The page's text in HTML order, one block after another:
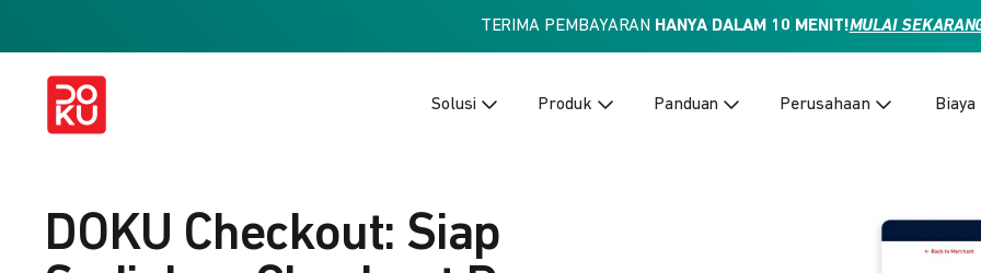
TERIMA PEMBAYARAN HANYA DALAM 10 MENIT!MULAI
Solusi Produk Panduan Perusahaan Biaya
DOKU Checkout: Siap